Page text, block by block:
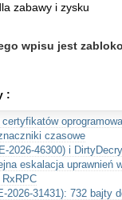
zabawy i zysku
wpisu jest
:
czasowe
2026-46300) i
eskalacja uprawnień
2026-31431): 732 bajty